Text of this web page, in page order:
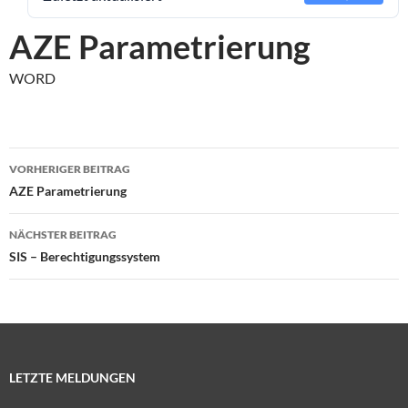
AZE Parametrierung
WORD
Beitragsnavigation
VORHERIGER BEITRAG
AZE Parametrierung
NÄCHSTER BEITRAG
SIS – Berechtigungssystem
LETZTE MELDUNGEN